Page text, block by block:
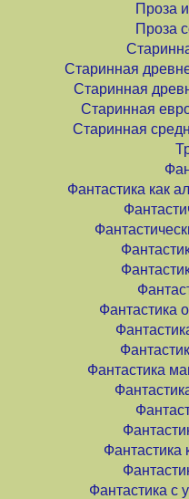
Проза
Проза
Старинная
Старинная
Старинная
Старинная
Фантастика как
Фантастика
Фантастика
Фантастика
Фантастика с